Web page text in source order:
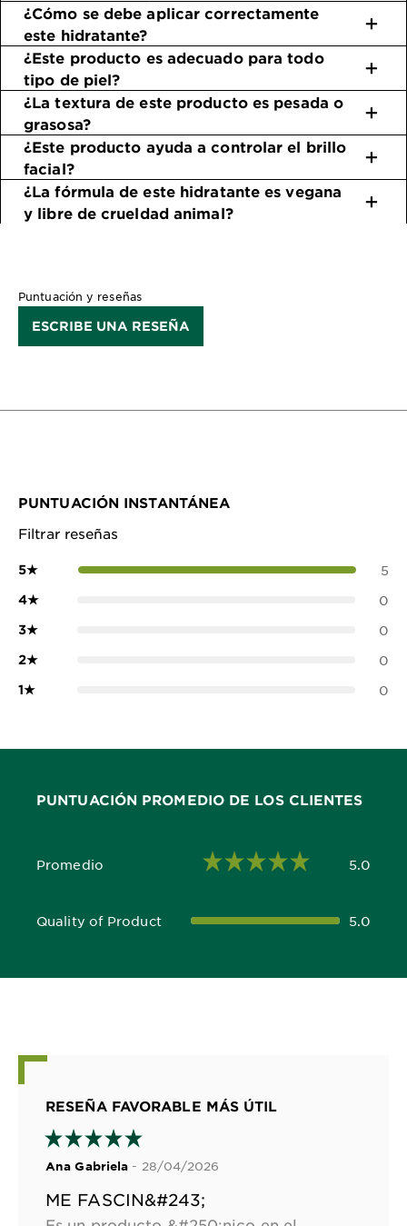
¿Cómo se debe aplicar correctamente
este hidratante?
¿Este producto es adecuado para todo
tipo de piel?
¿La textura de este producto es pesada o
grasosa?
¿Este producto ayuda a controlar el brillo
facial?
¿La fórmula de este hidratante es vegana
y libre de crueldad animal?
Puntuación y reseñas
ESCRIBE UNA RESEÑA
PUNTUACIÓN INSTANTÁNEA
Filtrar reseñas
5★ 5
4★ 0
3★ 0
2★ 0
1★ 0
PUNTUACIÓN PROMEDIO DE LOS CLIENTES
Promedio
5.0 out of 5 stars 5.0
Quality of Product
5.0 out of 5 stars 5.0
RESEÑA FAVORABLE MÁS ÚTIL
Ana Gabriela - 28/04/2026
ME FASCIN&#243;